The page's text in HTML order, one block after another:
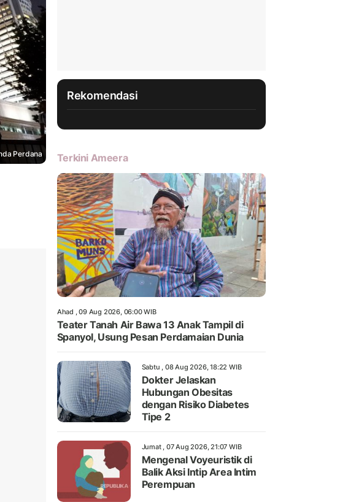
Perdana
Rekomendasi
Terkini Ameera
Ahad , 09 Aug 2026, 06:00 WIB
Teater Tanah Air Bawa 13 Anak Tampil di
Spanyol, Usung Pesan Perdamaian Dunia
Sabtu , 08 Aug 2026, 18:22 WIB
Dokter Jelaskan
Hubungan Obesitas
dengan Risiko Diabetes
Tipe 2
Jumat , 07 Aug 2026, 21:07 WIB
Mengenal Voyeuristik di
Balik Aksi Intip Area Intim
Perempuan